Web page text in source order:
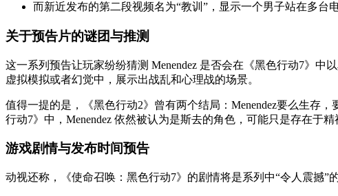
而新近发布的第二段视频名为“教训”，显示一个男子站在多台
关于预告片的谜团与推测
这一系列预告让玩家纷纷猜测 Menendez 是否会在《黑色行动7》
虚拟模拟或者幻觉中，展示出战乱和心理战的场景。
值得一提的是，《黑色行动2》曾有两个结局：Menendez要么生存
行动7》中，Menendez 依然被认为是斯去的角色，可能只是存在于精
游戏剧情与发布时间预告
动视还称，《使命召唤：黑色行动7》的剧情将是系列中“令人震撼”